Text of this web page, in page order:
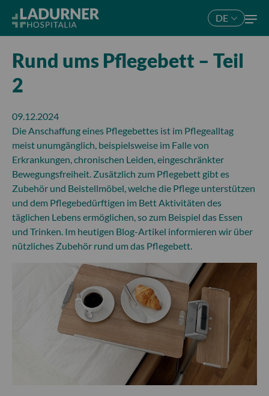
DE
Rund ums Pflegebett – Teil
2
09.12.2024
Die Anschaffung eines Pflegebettes ist im Pflegealltag
meist unumgänglich, beispielsweise im Falle von
Erkrankungen, chronischen Leiden, eingeschränkter
Bewegungsfreiheit. Zusätzlich zum Pflegebett gibt es
Zubehör und Beistellmöbel, welche die Pflege unterstützen
und dem Pflegebedürftigen im Bett Aktivitäten des
täglichen Lebens ermöglichen, so zum Beispiel das Essen
und Trinken. Im heutigen Blog-Artikel informieren wir über
nützliches Zubehör rund um das Pflegebett.